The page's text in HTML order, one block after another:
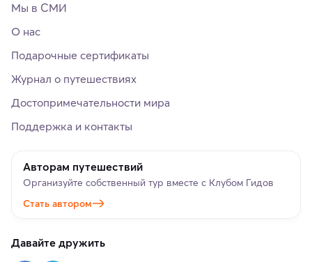
Мы в СМИ
О нас
Подарочные сертификаты
Журнал о путешествиях
Достопримечательности мира
Поддержка и контакты
Авторам путешествий
Организуйте собственный тур вместе с Клубом Гидов
Стать автором
Давайте дружить